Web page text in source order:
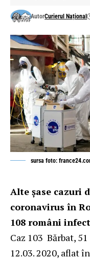
AutorCurierul Național
sursa foto:
Alte șase cazuri
coronavirus în
108 români
Caz 103 Bărbat,
12.03. 2020, aflat